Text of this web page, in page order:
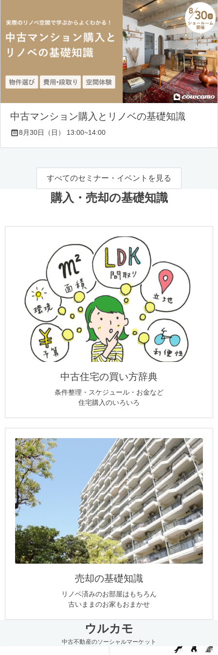
中古マンション購入とリノベの基礎知識
8月30日（日） 13:00~14:00
すべてのセミナー・イベントを見る
購入・売却の基礎知識
中古住宅の買い方辞典
条件整理・スケジュール・お金など
住宅購入のいろいろ
売却の基礎知識
リノベ済みのお部屋はもちろん
古いままのお家もおまかせ
ウルカモ
中古不動産のソーシャルマーケット